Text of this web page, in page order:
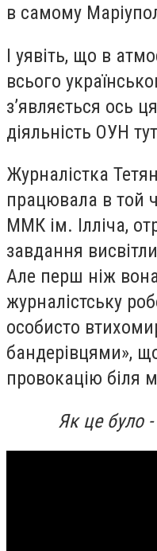
в самому
І уявіть, що в
всього
з’являється ось
діяльність ОУН
Журналістка
працювала в той
ММК ім. Ілліча,
завдання
Але перш ніж
журналістську
особисто
бандерівцями»,
провокацію біля
Як це було -